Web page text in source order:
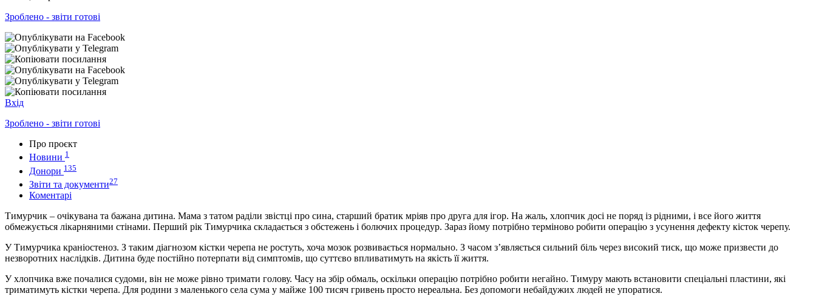
Зроблено - звіти готові
Вхід
Зроблено - звіти готові
Про проєкт
Новини 1
Донори 135
Звіти та документи27
Коментарі
Тимурчик – очікувана та бажана дитина. Мама з татом раділи звістці про сина, старший братик мріяв про друга для ігор. На жаль, хлопчик досі не поряд із рідними, і все його життя
обмежується лікарняними стінами. Перший рік Тимурчика складається з обстежень і болючих процедур. Зараз йому потрібно терміново робити операцію з усунення дефекту кісток черепу.
У Тимурчика краніостеноз. З таким діагнозом кістки черепа не ростуть, хоча мозок розвивається нормально. З часом з’являється сильний біль через високий тиск, що може призвести до
незворотних наслідків. Дитина буде постійно потерпати від симптомів, що суттєво впливатимуть на якість її життя.
У хлопчика вже почалися судоми, він не може рівно тримати голову. Часу на збір обмаль, оскільки операцію потрібно робити негайно. Тимуру мають встановити спеціальні пластини, які
триматимуть кістки черепа. Для родини з маленького села сума у майже 100 тисяч гривень просто нереальна. Без допомоги небайдужих людей не упоратися.